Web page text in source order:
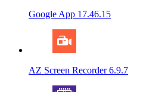
Google App 17.46.15
AZ Screen Recorder 6.9.7